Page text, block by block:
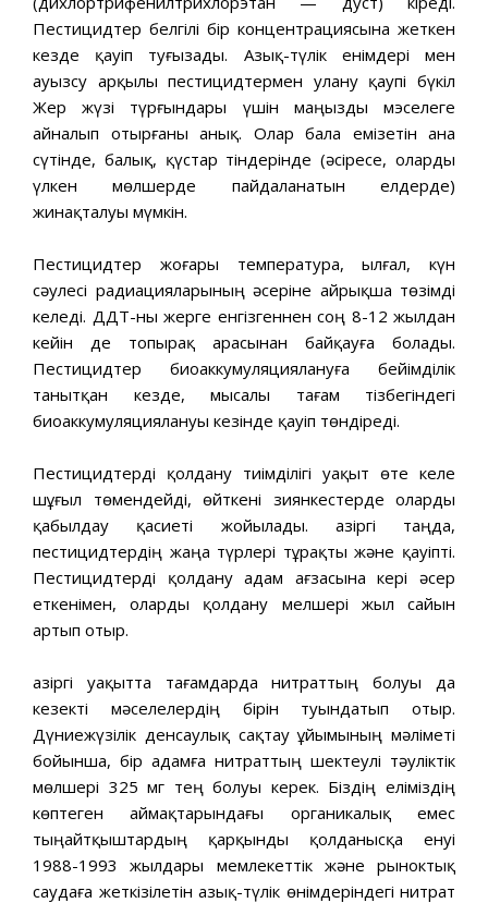
Пестицидтер белгілі бір концентрациясына жеткен
кезде қауіп туғызады. Азық-түлік енімдері мен
ауызсу арқылы пестицидтермен улану қаупі бүкіл
Жер жүзі түрғындары үшін маңызды мэселеге
айналып отырғаны анық. Олар бала емізетін ана
сүтінде, балық, қүстар тіндерінде (әсіресе, оларды
үлкен мөлшерде пайдаланатын елдерде)
жинақталуы мүмкін.
Пестицидтер жоғары температура, ылғал, күн
сәулесі радиацияларының әсеріне айрықша төзімді
келеді. ДДТ-ны жерге енгізгеннен соң 8-12 жылдан
кейін де топырақ арасынан байқауға болады.
Пестицидтер биоаккумуляциялануға бейімділік
танытқан кезде, мысалы тағам тізбегіндегі
биоаккумуляциялануы кезінде қауіп төндіреді.
Пестицидтерді қолдану тиімділігі уақыт өте келе
шұғыл төмендейді, өйткені зиянкестерде оларды
қабылдау қасиеті жойылады. Қазіргі таңда,
пестицидтердің жаңа түрлері тұрақты және қауіпті.
Пестицидтерді қолдану адам ағзасына кері әсер
еткенімен, оларды қолдану мелшері жыл сайын
артып отыр.
Қазіргі уақытта тағамдарда нитраттың болуы да
кезекті мәселелердің бірін туындатып отыр.
Дүниежүзілік денсаулық сақтау ұйымының мәліметі
бойынша, бір адамға нитраттың шектеулі тәуліктік
мөлшері 325 мг тең болуы керек. Біздің еліміздің
көптеген аймақтарындағы органикалық емес
тыңайтқыштардың қарқынды қолданысқа енуі
1988-1993 жылдары мемлекеттік және рыноктық
саудаға жеткізілетін азық-түлік өнімдеріндегі нитрат